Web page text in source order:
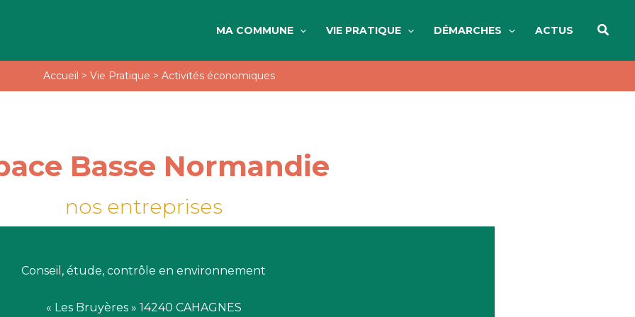
MA COMMUNE VIE PRATIQUE DÉMARCHES ACTUS
Accueil > Vie Pratique > Activités économiques
Basse Normandie
nos entreprises
Conseil, étude, contrôle en environnement
« Les Bruyères » 14240 CAHAGNES